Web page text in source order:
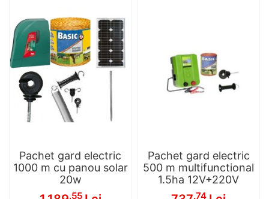
Pachet gard electric
1000 m cu panou solar
20w
.55
Pachet gard electric
500 m multifunctional
1.5ha 12V+220V
.74